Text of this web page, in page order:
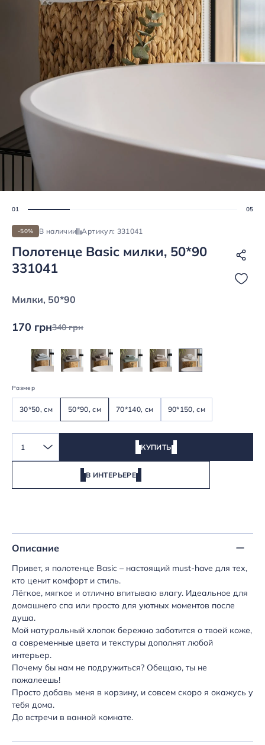
-50% В наличии Артикул: 331041
Полотенце Basic милки, 50*90
331041
Милки, 50*90
170 грн340 грн
Размер
30*50, см 50*90, см 70*140, см 90*150, см
1 КУПИТЬ
В ИНТЕРЬЕРЕ
Описание
Привет, я полотенце Basic – настоящий must-have для тех,
кто ценит комфорт и стиль.
Лёгкое, мягкое и отлично впитываю влагу. Идеальное для
домашнего спа или просто для уютных моментов после
душа.
Мой натуральный хлопок бережно заботится о твоей коже,
а современные цвета и текстуры дополнят любой
интерьер.
Почему бы нам не подружиться? Обещаю, ты не
пожалеешь!
Просто добавь меня в корзину, и совсем скоро я окажусь у
тебя дома.
До встречи в ванной комнате.